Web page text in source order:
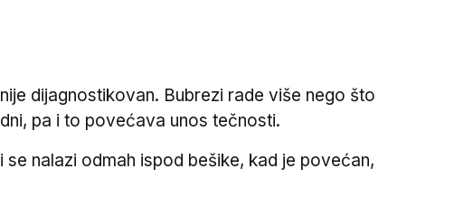
dijagnostikovan. Bubrezi rade više nego što
pa i to povećava unos tečnosti.
nalazi odmah ispod bešike, kad je povećan,